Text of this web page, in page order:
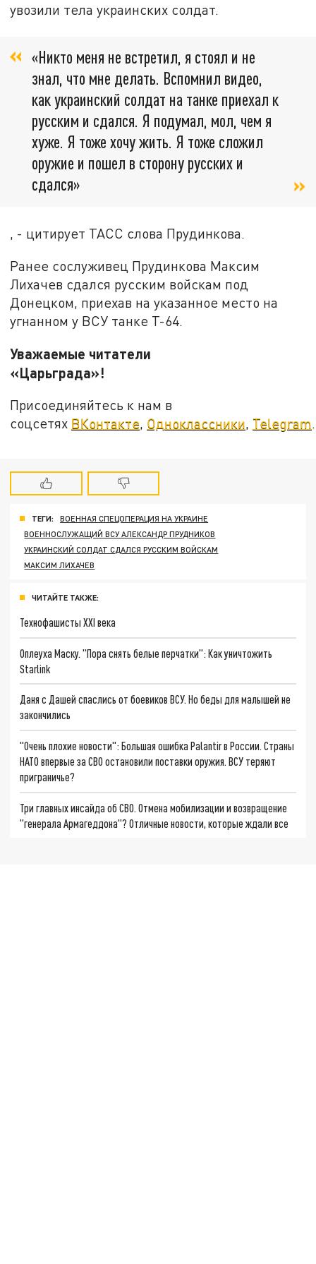
увозили тела украинских солдат.
«Никто меня не встретил, я стоял и не
знал, что мне делать. Вспомнил видео,
как украинский солдат на танке приехал к
русским и сдался. Я подумал, мол, чем я
хуже. Я тоже хочу жить. Я тоже сложил
оружие и пошел в сторону русских и
сдался»
, - цитирует ТАСС слова Прудинкова.
Ранее сослуживец Прудинкова Максим
Лихачев сдался русским войскам под
Донецком, приехав на указанное место на
угнанном у ВСУ танке Т-64.
Уважаемые читатели
«Царьграда»!
Присоединяйтесь к нам в
соцсетях ВКонтакте, Одноклассники, Telegram.
ТЕГИ:
ВОЕННАЯ СПЕЦОПЕРАЦИЯ НА УКРАИНЕ
ВОЕННОСЛУЖАЩИЙ ВСУ АЛЕКСАНДР ПРУДНИКОВ
УКРАИНСКИЙ СОЛДАТ СДАЛСЯ РУССКИМ ВОЙСКАМ
МАКСИМ ЛИХАЧЕВ
ЧИТАЙТЕ ТАКЖЕ:
Технофашисты XXI века
Оплеуха Маску. "Пора снять белые перчатки": Как уничтожить
Starlink
Даня с Дашей спаслись от боевиков ВСУ. Но беды для малышей не
закончились
"Очень плохие новости": Большая ошибка Palantir в России. Страны
НАТО впервые за СВО остановили поставки оружия. ВСУ теряют
приграничье?
Три главных инсайда об СВО. Отмена мобилизации и возвращение
"генерала Армагеддона"? Отличные новости, которые ждали все